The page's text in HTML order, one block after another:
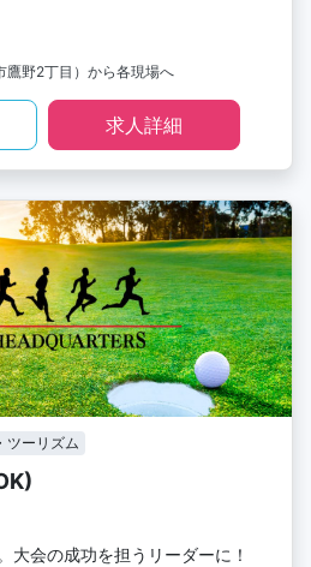
鷹野2丁目）から各現場へ
求人詳細
ツーリズム
大会の成功を担うリーダーに！